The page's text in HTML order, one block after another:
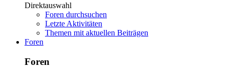
Direktauswahl
Foren durchsuchen
Letzte Aktivitäten
Themen mit aktuellen Beiträgen
Foren
Foren